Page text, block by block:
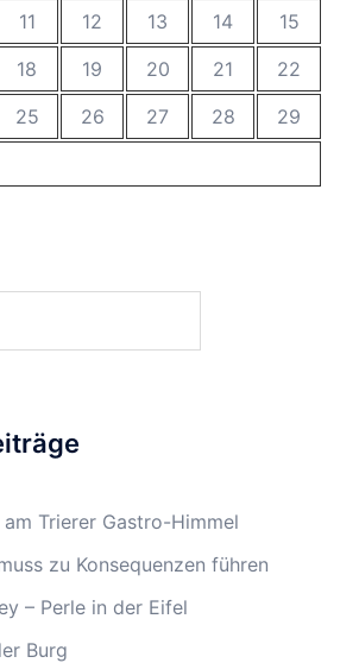
11 12 13 14
15
18 19 20 21
22
25 26 27 28
29
Trierer Gastro-Himmel
zu Konsequenzen führen
– Perle in der Eifel
Burg